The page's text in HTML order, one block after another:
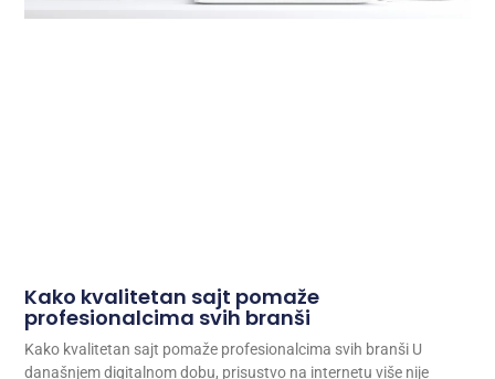
Kako kvalitetan sajt pomaže
profesionalcima svih branši
Kako kvalitetan sajt pomaže profesionalcima svih branši U
današnjem digitalnom dobu, prisustvo na internetu više nije